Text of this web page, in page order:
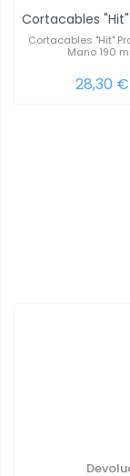
Cortacables "Hit"
Mano 190
28,30 €